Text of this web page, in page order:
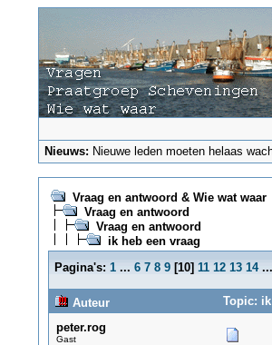
Nieuws: Nieuwe leden moeten helaas
Vraag en antwoord & Wie wat waar
Vraag en antwoord
Vraag en antwoord
ik heb een vraag
Pagina's: 1 ... 6 7 8 9[10] 11 12 13 14 ...
Auteur
Topic:
peter.rog
Gast